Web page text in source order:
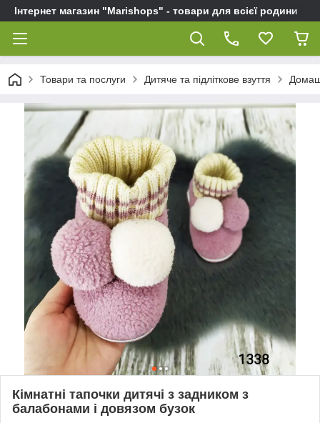
Інтернет магазин "Marishops" - товари для всієї родини
Товари та послуги Дитяче та підліткове взуття
Кімнатні тапочки дитячі з задником з
балабонами і довязом бузок